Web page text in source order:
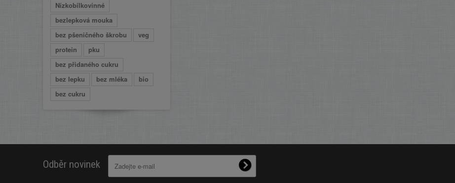
Nízkobílkovinné
bezlepková mouka
bez pšeničného škrobu
veg
protein
pku
bez přidaného cukru
bez lepku
bez mléka
bio
bez cukru
Odběr novinek